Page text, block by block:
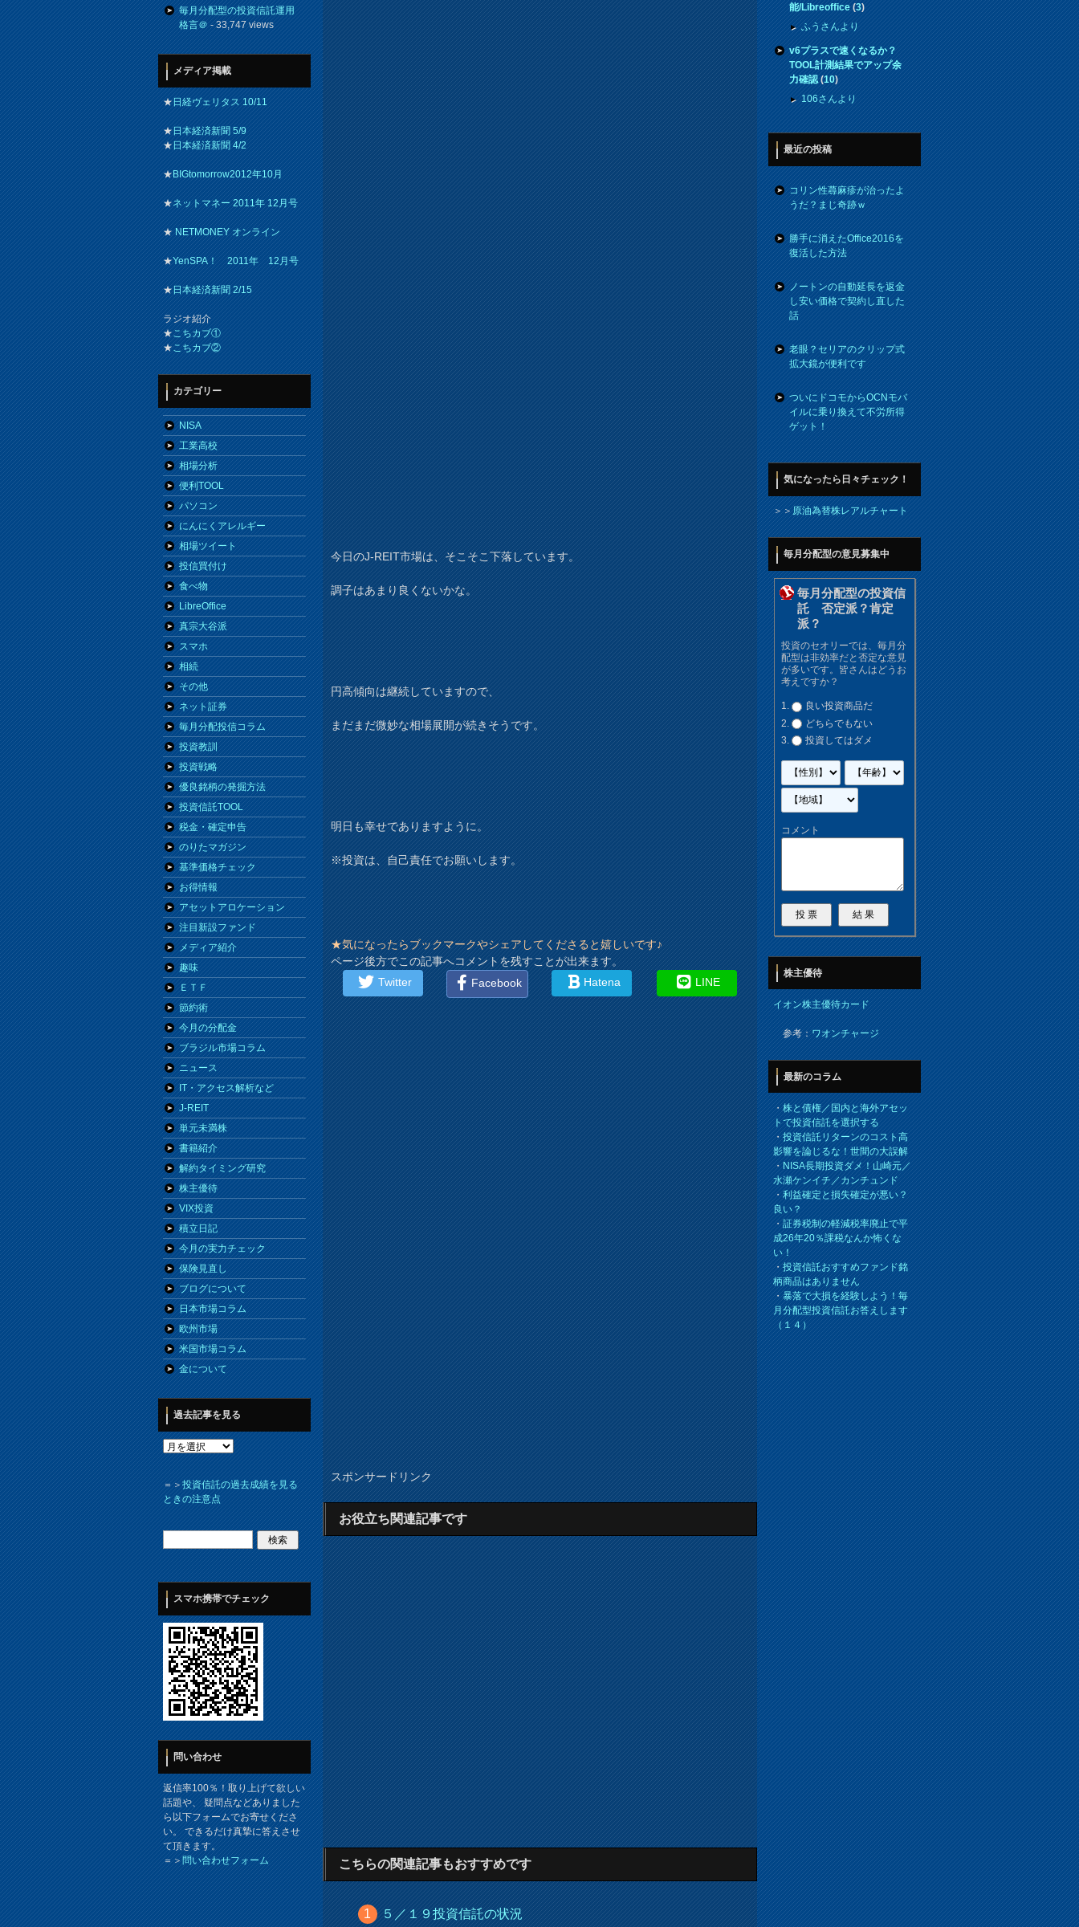
今日のJ-REIT市場は、そこそこ下落しています。
調子はあまり良くないかな。
円高傾向は継続していますので、
まだまだ微妙な相場展開が続きそうです。
明日も幸せでありますように。
※投資は、自己責任でお願いします。
★気になったらブックマークやシェアしてくださると嬉しいです♪
ページ後方でこの記事へコメントを残すことが出来ます。
Twitter
Facebook Hatena LINE
スポンサードリンク
お役立ち関連記事です
こちらの関連記事もおすすめです
５／１９投資信託の状況
毎月分配型の投資信託運用
格言＠- 33,747 views
メディア掲載
★日経ヴェリタス 10/11
★日本経済新聞 5/9
★日本経済新聞 4/2
★BIGtomorrow2012年10月
★ネットマネー 2011年 12月号
★NETMONEY オンライン
★YenSPA！ 2011年 12月号
★日本経済新聞 2/15
ラジオ紹介
★こちカブ①
★こちカブ②
カテゴリー
NISA
工業高校
相場分析
便利TOOL
パソコン
にんにくアレルギー
相場ツイート
投信買付け
食べ物
LibreOffice
真宗大谷派
スマホ
相続
その他
ネット証券
毎月分配投信コラム
投資教訓
投資戦略
優良銘柄の発掘方法
投資信託TOOL
税金・確定申告
のりたマガジン
基準価格チェック
お得情報
アセットアロケーション
注目新設ファンド
メディア紹介
趣味
ＥＴＦ
節約術
今月の分配金
ブラジル市場コラム
ニュース
IT・アクセス解析など
J-REIT
単元未満株
書籍紹介
解約タイミング研究
株主優待
VIX投資
積立日記
今月の実力チェック
保険見直し
ブログについて
日本市場コラム
欧州市場
米国市場コラム
金について
過去記事を見る
＝＞投資信託の過去成績を見る
ときの注意点
スマホ携帯でチェック
問い合わせ
返信率100％！取り上げて欲しい
話題や、 疑問点などありました
ら以下フォームでお寄せくださ
い。 できるだけ真摯に答えさせ
て頂きます。
＝＞問い合わせフォーム
能/Libreoffice(3)
ふうさんより
v6プラスで速くなるか？
TOOL計測結果でアップ余
力確認(10)
106さんより
最近の投稿
コリン性蕁麻疹が治ったよ
うだ？まじ奇跡ｗ
勝手に消えたOffice2016を
復活した方法
ノートンの自動延長を返金
し安い価格で契約し直した
話
老眼？セリアのクリップ式
拡大鏡が便利です
ついにドコモからOCNモバ
イルに乗り換えて不労所得
ゲット！
気になったら日々チェック！
＞＞原油為替株レアルチャート
毎月分配型の意見募集中
毎月分配型の投資信
託 否定派？肯定
派？
投資のセオリーでは、毎月分
配型は非効率だと否定な意見
が多いです。皆さんはどうお
考えですか？
良い投資商品だ
どちらでもない
投資してはダメ
コメント
株主優待
イオン株主優待カード
参考：ワオンチャージ
最新のコラム
・株と債権／国内と海外アセッ
トで投資信託を選択する
・投資信託リターンのコスト高
影響を論じるな！世間の大誤解
・NISA長期投資ダメ！山崎元／
水瀬ケンイチ／カンチュンド
・利益確定と損失確定が悪い？
良い？
・証券税制の軽減税率廃止で平
成26年20％課税なんか怖くな
い！
・投資信託おすすめファンド銘
柄商品はありません
・暴落で大損を経験しよう！毎
月分配型投資信託お答えします
（１４）